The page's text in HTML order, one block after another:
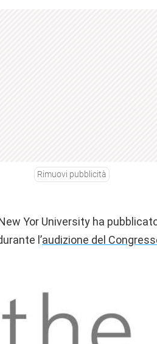
Rimuovi pubblicità
Yor University ha
l’audizione del